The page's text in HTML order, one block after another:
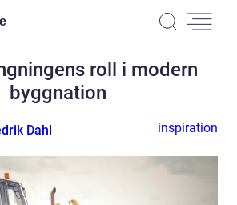
roll i modern
byggnation
Dahl inspiration